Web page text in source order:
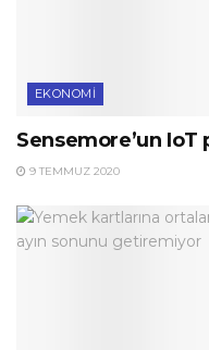
EKONOMI
Sensemore’un IoT
9 TEMMUZ 2020